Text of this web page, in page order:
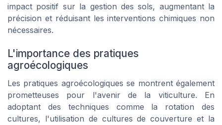
impact positif sur la gestion des sols, augmentant la
précision et réduisant les interventions chimiques non
nécessaires.
L'importance des pratiques
agroécologiques
Les pratiques agroécologiques se montrent également
prometteuses pour l'avenir de la viticulture. En
adoptant des techniques comme la rotation des
cultures, l'utilisation de cultures de couverture et la